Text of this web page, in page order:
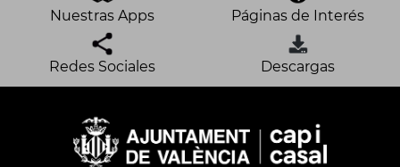
Nuestras Apps Páginas de Interés
Redes Sociales Descargas